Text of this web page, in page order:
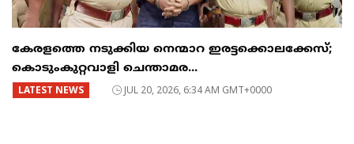
കേരളത്തെ നടുക്കിയ നെന്മാറ ഇരട്ടക്കൊലക്കേസ്;
കൊടുംകുറ്റവാളി ചെന്താമര...
LATEST NEWS JUL 20, 2026, 6:34 AM GMT+0000